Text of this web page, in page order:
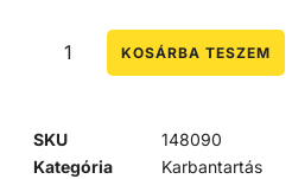
KOSÁRBA TESZEM
SKU
148090
Kategória
Karbantartás